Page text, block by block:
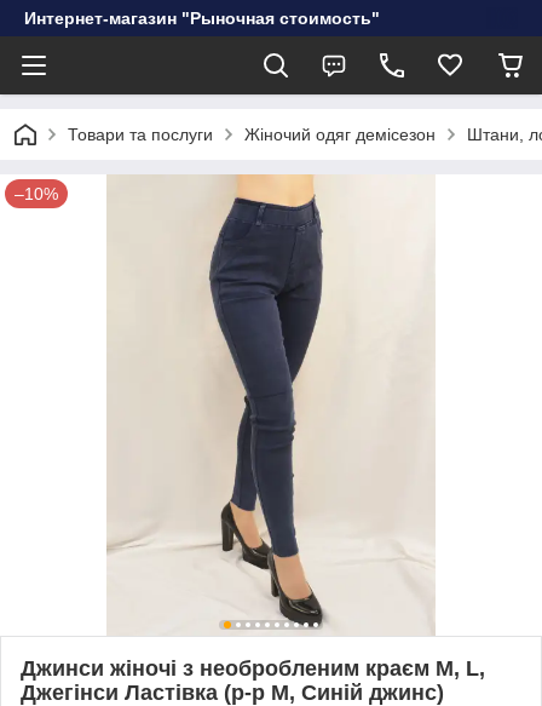
Интернет-магазин "Рыночная стоимость"
Товари та послуги Жіночий одяг демісезон Штани,
–10%
Джинси жіночі з необробленим краєм M, L,
Джегінси Ластівка (р-р М, Синій джинс)